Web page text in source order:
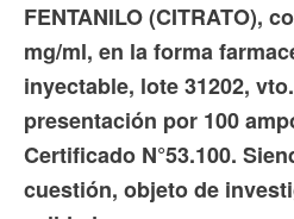
FENTANILO (CITRATO),
mg/ml, en la forma
inyectable, lote 31202,
presentación por 100
Certificado N°53.100.
cuestión, objeto de